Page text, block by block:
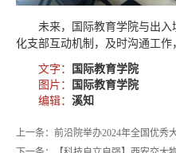
未来，国际教育学院与出
化支部互动机制，及时沟通工作
文字：
国际教育学院
图片：
国际教育学院
编辑： 溪知
上一条：前沿院举办2024年全国优秀